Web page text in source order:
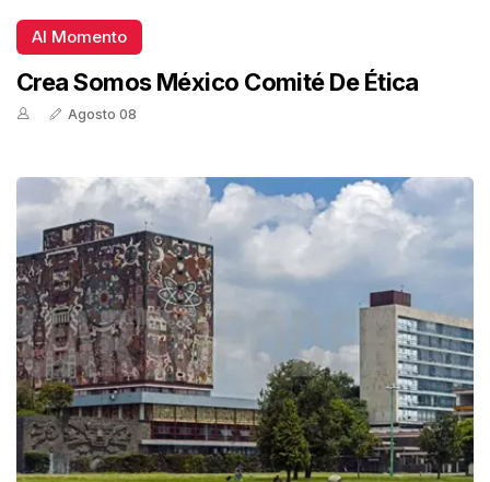
Al Momento
Crea Somos México Comité De Ética
Agosto 08